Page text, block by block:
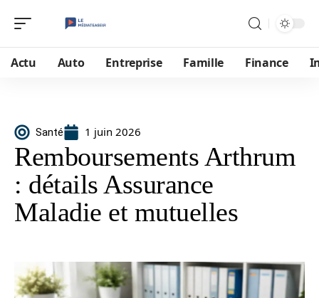
Actu Auto Entreprise Famille Finance
Santé 1 juin 2026
Remboursements Arthrum
: détails Assurance
Maladie et mutuelles